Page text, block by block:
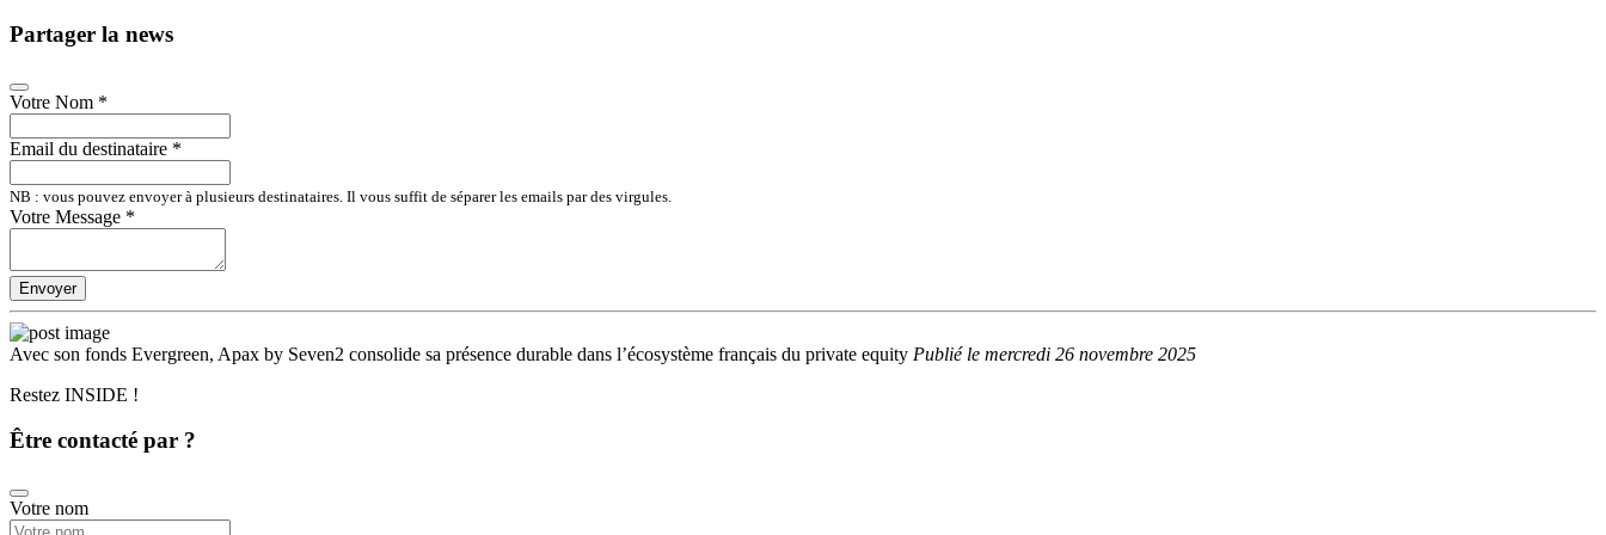
Partager la news
Votre Nom *
Email du destinataire *
NB : vous pouvez envoyer à plusieurs destinataires. Il vous suffit de séparer les emails par des virgules.
Votre Message *
Envoyer
Avec son fonds Evergreen, Apax by Seven2 consolide sa présence durable dans l’écosystème français du private equity Publiéle mercredi 26 novembre 2025
Restez INSIDE !
Être contacté par ?
Votre nom